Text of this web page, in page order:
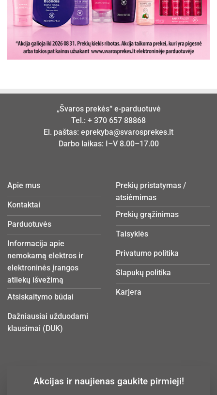
„Švaros prekės“ e-parduotuvė
Tel.: + 370 657 88868
El. paštas: eprekyba@svarosprekes.lt
Darbo laikas: I–V 8.00–17.00
Apie mus
Kontaktai
Parduotuvės
Informacija apie
nemokamą elektros ir
elektroninės įrangos
atliekų išvežimą
Atsiskaitymo būdai
Dažniausiai užduodami
klausimai (DUK)
Prekių pristatymas /
atsiėmimas
Prekių grąžinimas
Taisyklės
Privatumo politika
Slapukų politika
Karjera
Akcijas ir naujienas gaukite pirmieji!